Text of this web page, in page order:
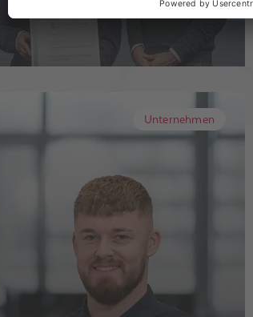
Industrie und Gewerbe 2023
Unternehmen